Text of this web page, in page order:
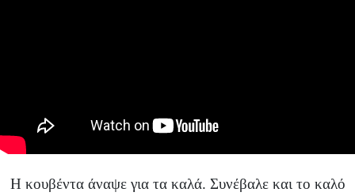
Η κουβέντα άναψε για τα καλά. Συνέβαλε και το καλό